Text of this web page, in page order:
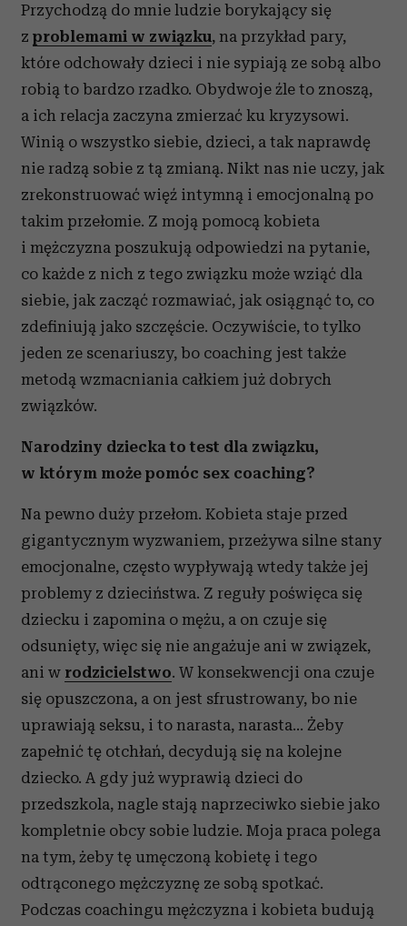
Przychodzą do mnie ludzie borykający się
z problemami w związku, na przykład pary,
które odchowały dzieci i nie sypiają ze sobą albo
robią to bardzo rzadko. Obydwoje źle to znoszą,
a ich relacja zaczyna zmierzać ku kryzysowi.
Winią o wszystko siebie, dzieci, a tak naprawdę
nie radzą sobie z tą zmianą. Nikt nas nie uczy, jak
zrekonstruować więź intymną i emocjonalną po
takim przełomie. Z moją pomocą kobieta
i mężczyzna poszukują odpowiedzi na pytanie,
co każde z nich z tego związku może wziąć dla
siebie, jak zacząć rozmawiać, jak osiągnąć to, co
zdefiniują jako szczęście. Oczywiście, to tylko
jeden ze scenariuszy, bo coaching jest także
metodą wzmacniania całkiem już dobrych
związków.
Narodziny dziecka to test dla związku,
w którym może pomóc sex coaching?
Na pewno duży przełom. Kobieta staje przed
gigantycznym wyzwaniem, przeżywa silne stany
emocjonalne, często wypływają wtedy także jej
problemy z dzieciństwa. Z reguły poświęca się
dziecku i zapomina o mężu, a on czuje się
odsunięty, więc się nie angażuje ani w związek,
ani w rodzicielstwo. W konsekwencji ona czuje
się opuszczona, a on jest sfrustrowany, bo nie
uprawiają seksu, i to narasta, narasta… Żeby
zapełnić tę otchłań, decydują się na kolejne
dziecko. A gdy już wyprawią dzieci do
przedszkola, nagle stają naprzeciwko siebie jako
kompletnie obcy sobie ludzie. Moja praca polega
na tym, żeby tę umęczoną kobietę i tego
odtrąconego mężczyznę ze sobą spotkać.
Podczas coachingu mężczyzna i kobieta budują